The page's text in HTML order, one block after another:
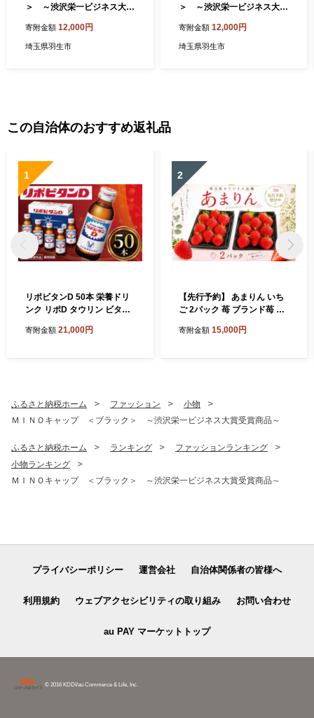
＞ ～渋沢栄一ビジネス大賞
寄附金額 12,000円
埼玉県羽生市
＞ ～渋沢栄一ビジネス大賞
寄附金額 12,000円
埼玉県羽生市
この自治体のおすすめ返礼品
1
リポビタンD 50本 栄養ドリ
ンク リポD タウリン ビタミ
疲労 予防 栄養補給 羽生市観
寄附金額 21,000円
2
【先行予約】 あまりん いち
ご 2パック 苺 ブランド苺 イ
せいちご フレッシュ ストロ
げんき農場 埼玉県 羽生市
寄附金額 15,000円
ふるさと納税ホーム ファッション
小物
ＭＩＮＯキャップ ＜ブラック＞ ～渋沢栄一ビジネス大賞受賞商品～
ふるさと納税ホーム ランキング
ファッションランキング
小物ランキング
ＭＩＮＯキャップ ＜ブラック＞ ～渋沢栄一ビジネス大賞受賞商品～
プライバシーポリシー 運営会社 自治体関係者の皆様へ
利用規約 ウェブアクセシビリティの取り組み お問い合わせ
au PAY マーケットトップ
© 2016 KDDI/au Commerce & Life, Inc.